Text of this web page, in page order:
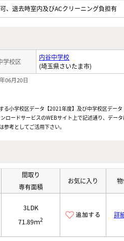
、退去時室内及びACクリーニング負担有
学校区
内谷中学校
(埼玉県さいたま市)
06月20日
る小学校区データ【2021年度】及び中学校区デー
ロードサービスのWEBサイト上で記述通り、デー
考としてご活用下さい。
間取り
専有面積
お気に入り
3LDK
71.89ｍ2
詳